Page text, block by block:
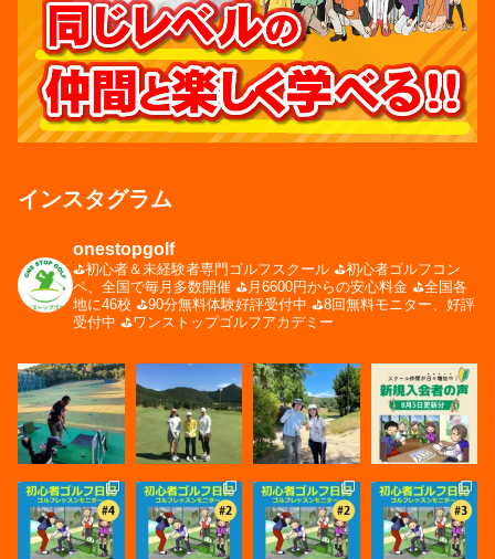
インスタグラム
onestopgolf
⛳️初心者＆未経験者専門ゴルフスクール ⛳️初心者ゴルフコン
ペ、全国で毎月多数開催 ⛳️月6600円からの安心料金 ⛳️全国各
地に46校 ⛳️90分無料体験好評受付中 ⛳️8回無料モニター、好評
受付中 ⛳️ワンストップゴルフアカデミー